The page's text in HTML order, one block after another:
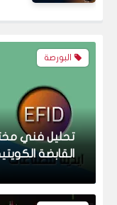
البورصة
تحليل فني
السويدي